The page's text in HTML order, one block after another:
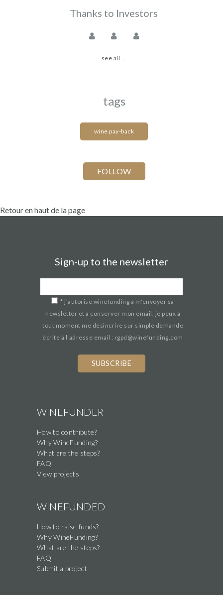
Thanks to Investors
see all ...
tags
wine pay-back
Retour en haut de la page
Sign-up to the newsletter
* j’autorise winefunding à m'envoyer sa
newsletter et à conserver mon email. je peux à
tout moment me désincrire sur simple demande
écrite à l'adresse email : rgpd@winefunding.com
this
field
WINEFUNDER
How to contribute?
Why WineFunding?
What are the steps?
FAQ
View projects
WINEFUNDED
How to raise funds?
Why WineFunding?
What are the steps?
FAQ
Submit a project